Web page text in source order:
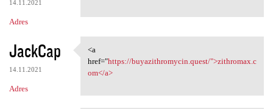
14.11.2021
Adres
JackCap
14.11.2021
Adres
<a href="https:/
<a
href="https://buyazithromycin.quest/">zithromax.c
om</a>